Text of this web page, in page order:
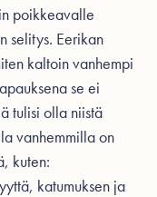
poikkeavalle
selitys. Eerikan
kaltoin vanhempi
se ei
tulisi olla niistä
vanhemmilla on
kuten:
katumuksen ja